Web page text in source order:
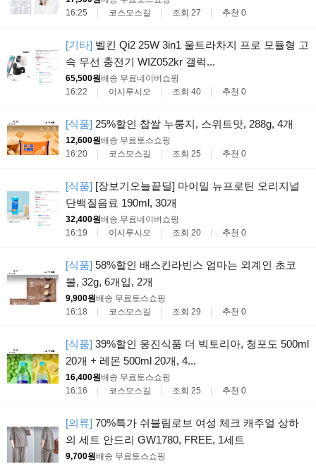
16:25
코스모스길 조회 27 추천 0
[기타] 벨킨 Qi2 25W 3in1 울트라차지 프로 모듈형 고
속 무선 충전기 WIZ052kr 갤럭...
65,500원배송 무료네이버쇼핑
16:22
이시루시오 조회 40 추천 0
[식품] 25%할인 찹쌀 누룽지, 스위트맛, 288g, 4개
12,600원배송 무료토스쇼핑
16:20
코스모스길 조회 25 추천 0
[식품] [장보기오늘끝딜] 마이밀 뉴프로틴 오리지널
단백질음료 190ml, 30개
32,400원배송 무료네이버쇼핑
16:19
이시루시오 조회 20 추천 0
[식품] 58%할인 배스킨라빈스 엄마는 외계인 초코
볼, 32g, 6개입, 2개
9,900원배송 무료토스쇼핑
16:18
코스모스길 조회 29 추천 0
[식품] 39%할인 웅진식품 더 빅토리아, 청포도 500ml
20개 + 레몬 500ml 20개, 4...
16,400원배송 무료토스쇼핑
16:16
코스모스길 조회 25 추천 0
[의류] 70%특가 쉬블림로브 여성 체크 캐주얼 상하
의 세트 안드리 GW1780, FREE, 1세트
9,700원배송 무료토스쇼핑